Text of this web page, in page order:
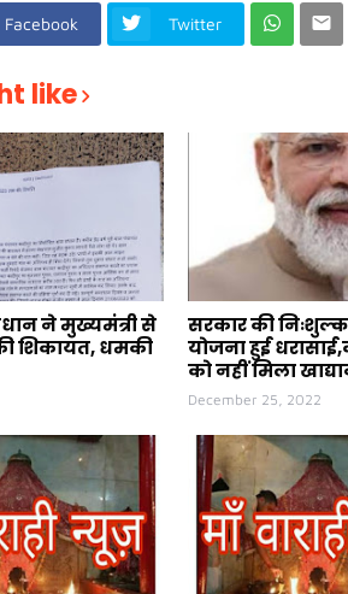
Facebook Twitter
like
ने मुख्यमंत्री से
शिकायत, धमकी
सरकार की निःशुल्क
योजना हुई
को नहीं मिला
December 25, 2022